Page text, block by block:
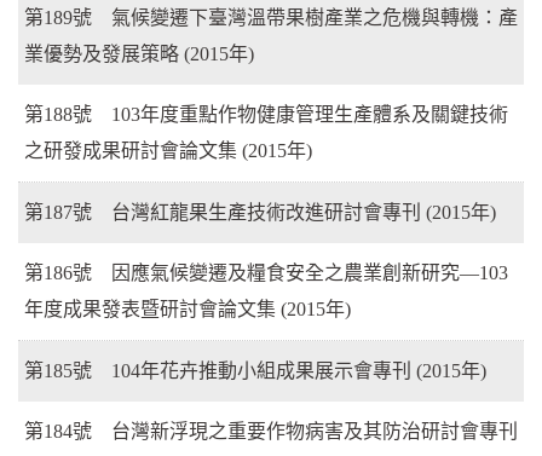
第189號 氣候變遷下臺灣溫帶果樹產業之危機與轉機：產
業優勢及發展策略 (2015年)
第188號 103年度重點作物健康管理生產體系及關鍵技術
之研發成果研討會論文集 (2015年)
第187號 台灣紅龍果生產技術改進研討會專刊 (2015年)
第186號 因應氣候變遷及糧食安全之農業創新研究—103
年度成果發表暨研討會論文集 (2015年)
第185號 104年花卉推動小組成果展示會專刊 (2015年)
第184號 台灣新浮現之重要作物病害及其防治研討會專刊